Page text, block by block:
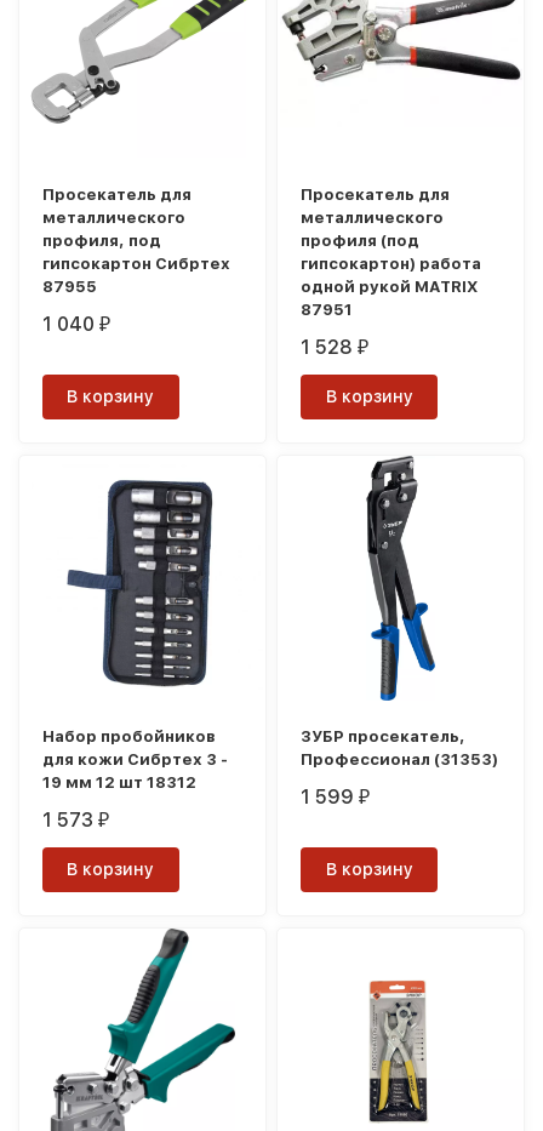
Просекатель для
металлического
профиля, под
гипсокартон Сибртех
87955
1 040₽
В корзину
Просекатель для
металлического
профиля (под
гипсокартон) работа
одной рукой MATRIX
87951
1 528₽
В корзину
Набор пробойников
для кожи Сибртех 3 -
19 мм 12 шт 18312
1 573₽
В корзину
ЗУБР просекатель,
Профессионал (31353)
1 599₽
В корзину